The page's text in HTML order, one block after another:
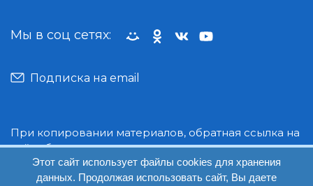
При копировании материалов, обратная ссылка на
сайт обязательна.
© Руссрыбалка: 2018-2026
Мы в соц сетях:
Подписка на email
Этот сайт использует файлы cookies для хранения
данных. Продолжая использовать сайт, Вы даете